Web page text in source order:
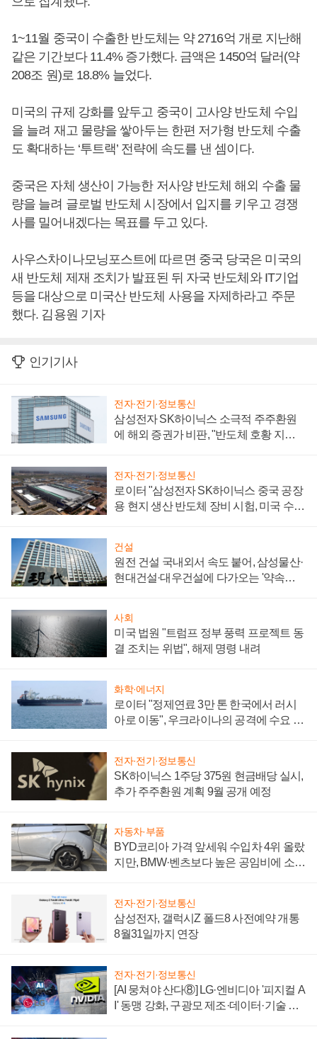
1~11월 중국이 수출한 반도체는 약 2716억 개로 지난해
같은 기간보다 11.4% 증가했다. 금액은 1450억 달러(약
208조 원)로 18.8% 늘었다.
미국의 규제 강화를 앞두고 중국이 고사양 반도체 수입
을 늘려 재고 물량을 쌓아두는 한편 저가형 반도체 수출
도 확대하는 ‘투트랙’ 전략에 속도를 낸 셈이다.
중국은 자체 생산이 가능한 저사양 반도체 해외 수출 물
량을 늘려 글로벌 반도체 시장에서 입지를 키우고 경쟁
사를 밀어내겠다는 목표를 두고 있다.
사우스차이나모닝포스트에 따르면 중국 당국은 미국의
새 반도체 제재 조치가 발표된 뒤 자국 반도체와 IT기업
등을 대상으로 미국산 반도체 사용을 자제하라고 주문
했다. 김용원 기자
인기기사
전자·전기·정보통신
삼성전자 SK하이닉스 소극적 주주환원
에 해외 증권가 비판, "반도체 호황 지속
전자·전기·정보통신
로이터 "삼성전자 SK하이닉스 중국 공장
용 현지 생산 반도체 장비 시험, 미국 수출
건설
원전 건설 국내외서 속도 붙어, 삼성물산·
현대건설·대우건설에 다가오는 '약속의
사회
미국 법원 "트럼프 정부 풍력 프로젝트 동
결 조치는 위법", 해제 명령 내려
화학·에너지
로이터 "정제연료 3만 톤 한국에서 러시
아로 이동", 우크라이나의 공격에 수요 늘
전자·전기·정보통신
SK하이닉스 1주당 375원 현금배당 실시,
추가 주주환원 계획 9월 공개 예정
자동차·부품
BYD코리아 가격 앞세워 수입차 4위 올랐
지만, BMW·벤츠보다 높은 공임비에 소비
전자·전기·정보통신
삼성전자, 갤럭시Z 폴드8 사전예약 개통
8월31일까지 연장
전자·전기·정보통신
[AI 뭉쳐야 산다⑧] LG·엔비디아 '피지컬 A
I' 동맹 강화, 구광모 제조·데이터·기술 결